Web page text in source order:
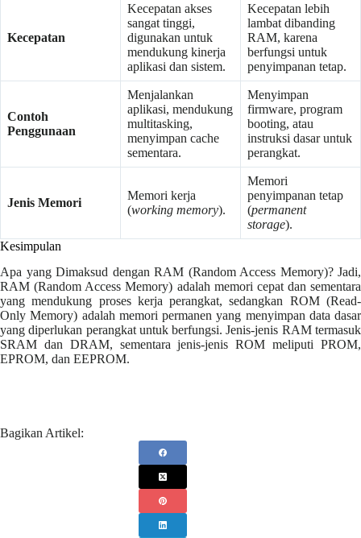
Kecepatan
Kecepatan akses
sangat tinggi,
digunakan untuk
mendukung kinerja
aplikasi dan sistem.
Kecepatan lebih
lambat dibanding
RAM, karena
berfungsi untuk
penyimpanan tetap.
Contoh
Penggunaan
Menjalankan
aplikasi, mendukung
multitasking,
menyimpan cache
sementara.
Menyimpan
firmware, program
booting, atau
instruksi dasar untuk
perangkat.
Jenis Memori
Memori kerja
(working memory).
Memori
penyimpanan tetap
(permanent
storage).
Kesimpulan
Apa yang Dimaksud dengan RAM (Random Access Memory)? Jadi,
RAM (Random Access Memory) adalah memori cepat dan sementara
yang mendukung proses kerja perangkat, sedangkan ROM (Read-
Only Memory) adalah memori permanen yang menyimpan data dasar
yang diperlukan perangkat untuk berfungsi. Jenis-jenis RAM termasuk
SRAM dan DRAM, sementara jenis-jenis ROM meliputi PROM,
EPROM, dan EEPROM.
Bagikan Artikel: